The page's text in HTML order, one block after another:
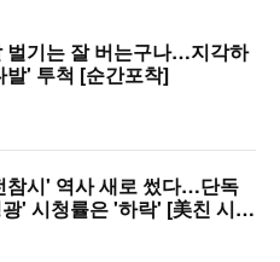
벌기는 잘 버는구나…지각하
발' 투척 [순간포착]
참시' 역사 새로 썼다…단독
' 시청률은 '하락' [美친 시청